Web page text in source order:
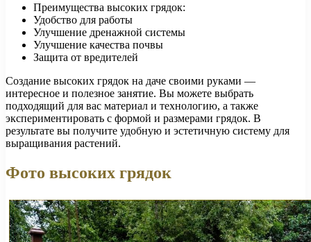
Преимущества высоких грядок:
Удобство для работы
Улучшение дренажной системы
Улучшение качества почвы
Защита от вредителей
Создание высоких грядок на даче своими руками —
интересное и полезное занятие. Вы можете выбрать
подходящий для вас материал и технологию, а также
экспериментировать с формой и размерами грядок. В
результате вы получите удобную и эстетичную систему для
выращивания растений.
Фото высоких грядок